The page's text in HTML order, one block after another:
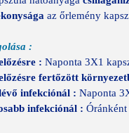
az őrlemény
:
: Naponta 3X1
fertőzött
infekciónál : Naponta
infekciónál :